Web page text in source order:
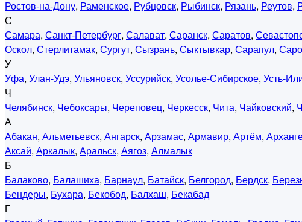
Ростов-на-Дону, Раменское, Рубцовск, Рыбинск, Рязань, Реутов,
С
Самара, Санкт-Петербург, Салават, Саранск, Саратов,
Оскол, Стерлитамак, Сургут, Сызрань, Сыктывкар, Сарапул,
У
Уфа, Улан-Удэ, Ульяновск, Уссурийск, Усолье-Сибирское, Усть-
Ч
Челябинск, Чебоксары, Череповец, Черкесск, Чита, Чайковский,
А
Абакан, Альметьевск, Ангарск, Арзамас, Армавир, Артём,
Аксай, Аркалык, Аральск, Аягоз, Алмалык
Б
Балаково, Балашиха, Барнаул, Батайск, Белгород, Бердск,
Бендеры, Бухара, Бекобод, Балхаш, Бекабад
Г